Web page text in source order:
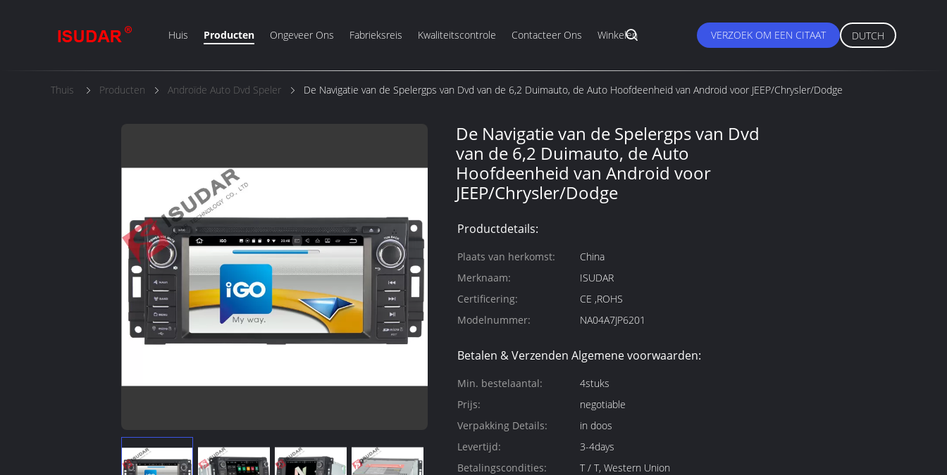
Huis Producten Ongeveer Ons Fabrieksreis Kwaliteitscontrole Contacteer Ons Winkelen VERZOEK OM EEN CITAAT DUTCH
Thuis Producten Androïde Auto Dvd Speler De Navigatie van de Spelergps van Dvd van de 6,2 Duimauto, de Auto Hoofdeenheid van Android voor JEEP/Chrysler/Dodge
De Navigatie van de Spelergps van Dvd
van de 6,2 Duimauto, de Auto
Hoofdeenheid van Android voor
JEEP/Chrysler/Dodge
Productdetails:
Plaats van herkomst:
China
Merknaam:
ISUDAR
Certificering:
CE ,ROHS
Modelnummer:
NA04A7JP6201
Betalen & Verzenden Algemene voorwaarden:
Min. bestelaantal:
4stuks
Prijs:
negotiable
Verpakking Details:
in doos
Levertijd:
3-4days
Betalingscondities:
T / T, Western Union